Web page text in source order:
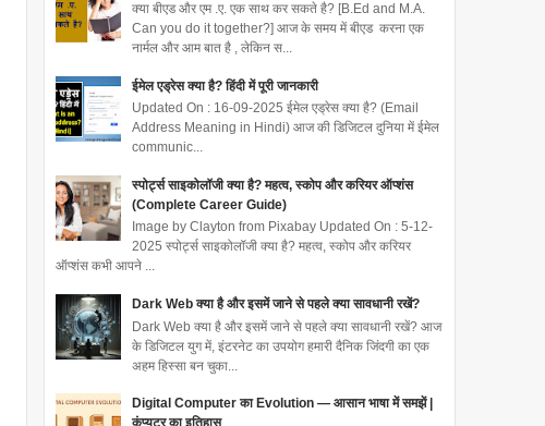
क्या बीएड और एम .ए. एक साथ कर सकते है? [B.Ed and M.A.
Can you do it together?] आज के समय में बीएड करना एक
नार्मल और आम बात है , लेकिन स...
ईमेल एड्रेस क्या है? हिंदी में पूरी जानकारी
Updated On : 16-09-2025 ईमेल एड्रेस क्या है? (Email
Address Meaning in Hindi) आज की डिजिटल दुनिया में ईमेल
communic...
स्पोर्ट्स साइकोलॉजी क्या है? महत्व, स्कोप और करियर ऑप्शंस
(Complete Career Guide)
Image by Clayton from Pixabay Updated On : 5-12-
2025 स्पोर्ट्स साइकोलॉजी क्या है? महत्व, स्कोप और करियर
ऑप्शंस कभी आपने ...
Dark Web क्या है और इसमें जाने से पहले क्या सावधानी रखें?
Dark Web क्या है और इसमें जाने से पहले क्या सावधानी रखें? आज
के डिजिटल युग में, इंटरनेट का उपयोग हमारी दैनिक जिंदगी का एक
अहम हिस्सा बन चुका...
Digital Computer का Evolution — आसान भाषा में समझें |